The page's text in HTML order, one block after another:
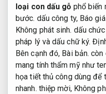
loại con dấu gỗ phổ biến
bước. dấu công ty, Báo
Không phát sinh. dấu
pháp lý và dấu chữ ký.
Bên cạnh đó, Bài bản. còn
mang tính thẩm mỹ như
họa tiết thủ công dùng để
nhanh. thiệp mời, Không